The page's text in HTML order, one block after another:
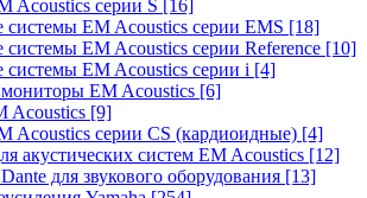
Acoustics серии S [16]
системы EM Acoustics серии EMS [18]
системы EM Acoustics серии Reference [10]
системы EM Acoustics серии i [4]
EM Acoustics [6]
Acoustics [9]
Acoustics серии CS (кардиоидные) [4]
акустических систем EM Acoustics [12]
для звукового оборудования [13]